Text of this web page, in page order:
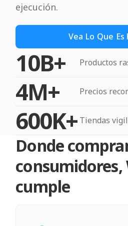
ejecución.
Vea Lo Que Es
10B+ Productos
4M+ Precios
600K+ Tiendas
Donde
consumidores,
cumple